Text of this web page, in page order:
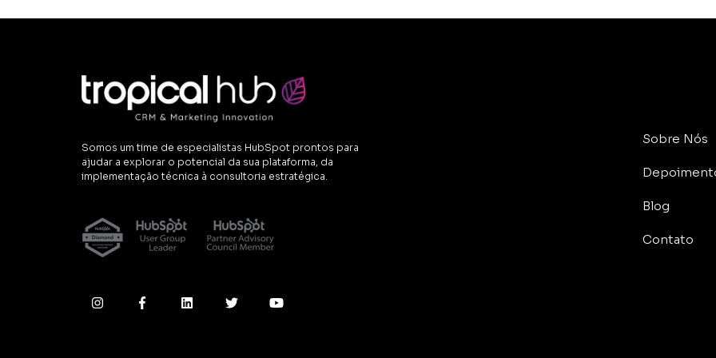
Somos um time de especialistas HubSpot prontos para
ajudar a explorar o potencial da sua plataforma, da
implementação técnica à consultoria estratégica.
Sobre Nós
Blog
Contato